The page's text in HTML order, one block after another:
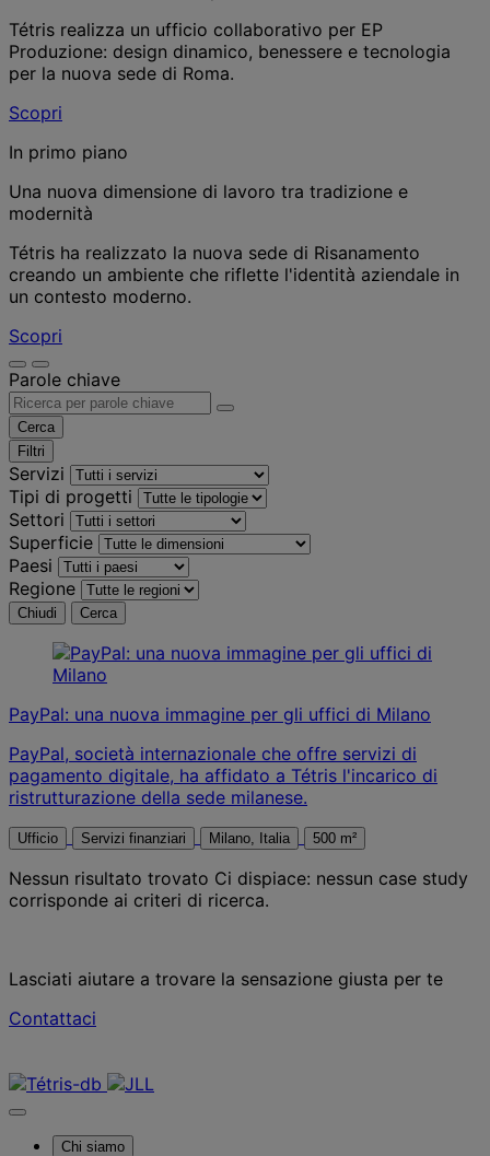
Tétris realizza un ufficio collaborativo per EP
Produzione: design dinamico, benessere e tecnologia
per la nuova sede di Roma.
Scopri
In primo piano
Una nuova dimensione di lavoro tra tradizione e
modernità
Tétris ha realizzato la nuova sede di Risanamento
creando un ambiente che riflette l'identità aziendale in
un contesto moderno.
Scopri
Parole chiave
Cerca
Filtri
Servizi
Tipi di progetti
Settori
Superficie
Paesi
Regione
Chiudi Cerca
PayPal: una nuova immagine per gli uffici di Milano
PayPal, società internazionale che offre servizi di
pagamento digitale, ha affidato a Tétris l'incarico di
ristrutturazione della sede milanese.
Ufficio Servizi finanziari Milano, Italia 500 m²
Nessun risultato trovato Ci dispiace: nessun case study
corrisponde ai criteri di ricerca.
Lasciati aiutare a trovare la sensazione giusta per te
Contattaci
Chi siamo